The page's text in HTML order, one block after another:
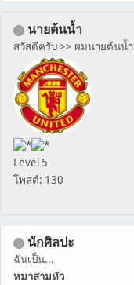
นายต้นน้ำ
สวัสดีครับ >> ผมนายต้นน้ำ
Level 5
โพสต์: 130
นักศิลปะ
ฉันเป็น...
หมาสามหัว